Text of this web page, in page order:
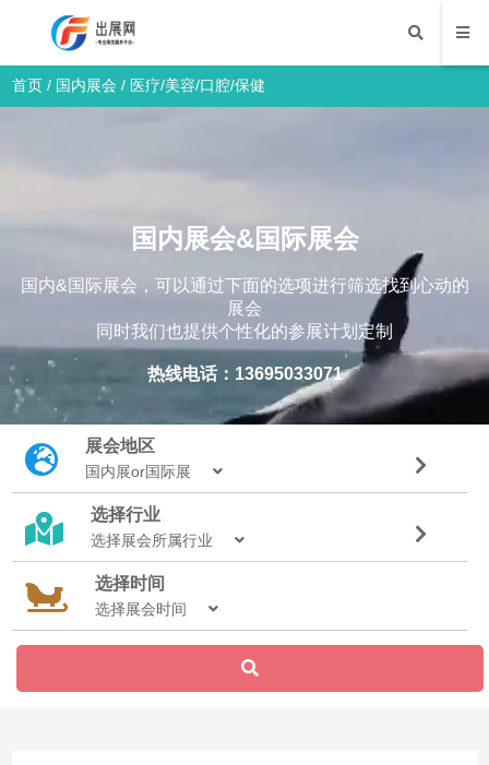
首页 / 国内展会 / 医疗/美容/口腔/保健
国内展会&国际展会
国内&国际展会，可以通过下面的选项进行筛选找到心动的
展会
同时我们也提供个性化的参展计划定制
热线电话：13695033071
展会地区
国内展or国际展
选择行业
选择展会所属行业
选择时间
选择展会时间